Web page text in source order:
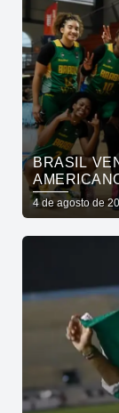
BRASIL
4 de agosto de